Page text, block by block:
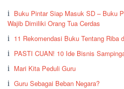
Buku Pintar Siap Masuk SD – Buku
Wajib Dimiliki Orang Tua Cerdas
11 Rekomendasi Buku Tentang
PASTI CUAN! 10 Ide Bisnis
Mari Kita Peduli Guru
Guru Sebagai Beban Negara?